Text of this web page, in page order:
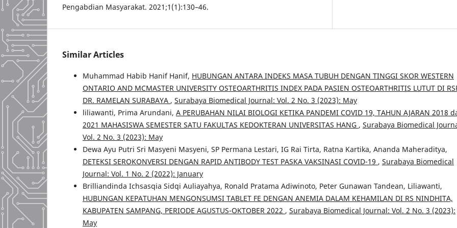
Pengabdian Masyarakat. 2021;1(1):130–46.
Similar Articles
Muhammad Habib Hanif Hanif, HUBUNGAN ANTARA INDEKS MASA TUBUH DENGAN TINGGI SKOR WESTERN
ONTARIO AND MCMASTER UNIVERSITY OSTEOARTHRITIS INDEX PADA PASIEN OSTEOARTHRITIS LUTUT DI
DR. RAMELAN SURABAYA , Surabaya Biomedical Journal: Vol. 2 No. 3 (2023): May
liliawanti, Prima Arundani, A PERUBAHAN NILAI BIOLOGI KETIKA PANDEMI COVID 19, TAHUN AJARAN 2018
2021 MAHASISWA SEMESTER SATU FAKULTAS KEDOKTERAN UNIVERSITAS HANG , Surabaya Biomedical
Vol. 2 No. 3 (2023): May
Dewa Ayu Putri Sri Masyeni Masyeni, SP Permana Lestari, IG Rai Tirta, Ratna Kartika, Ananda Maheraditya,
DETEKSI SEROKONVERSI DENGAN RAPID ANTIBODY TEST PASKA VAKSINASI COVID-19 , Surabaya Biomedical
Journal: Vol. 1 No. 2 (2022): January
Brilliandinda Ichsasqia Sidqi Auliayahya, Ronald Pratama Adiwinoto, Peter Gunawan Tandean, Liliawanti,
HUBUNGAN KEPATUHAN MENGONSUMSI TABLET FE DENGAN ANEMIA DALAM KEHAMILAN DI RS NINDHITA,
KABUPATEN SAMPANG, PERIODE AGUSTUS-OKTOBER 2022 , Surabaya Biomedical Journal: Vol. 2 No. 3 (2023):
May